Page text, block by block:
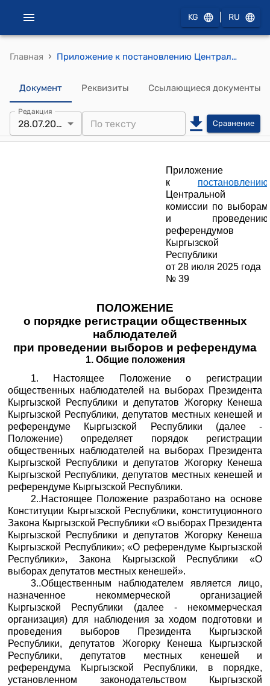
KG RU
Главная › Приложение к постановлению Центральной комиссии по выборам и проведению референдумов Кыргызской Республики от 28 июля 2025 года № 39
Документ Реквизиты Ссылающиеся документы
Редакция
28.07.2025 Сравнение